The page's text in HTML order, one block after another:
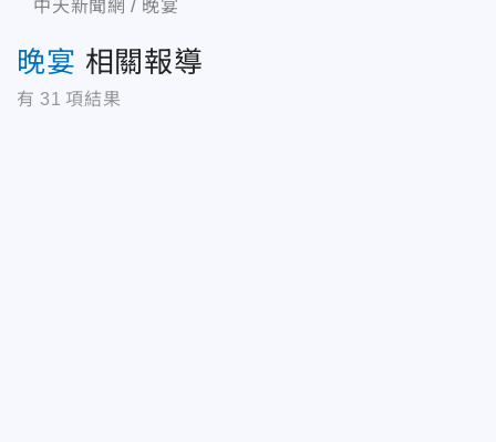
中天新聞網 晚宴
晚宴 相關報導
有 31 項結果